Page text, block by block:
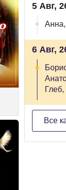
5 Авг,
Анна,
6 Авг,
Глеб,
Все